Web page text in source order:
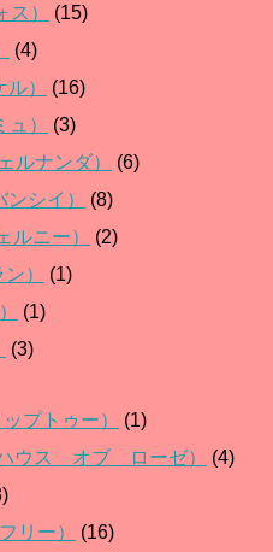
）
(15)
(4)
）
(16)
）
(3)
ルナンダ）
(6)
シイ）
(8)
ルニー）
(2)
）
(1)
(1)
(3)
プトゥー）
(1)
ウス オブ ローゼ）
(4)
リー）
(16)